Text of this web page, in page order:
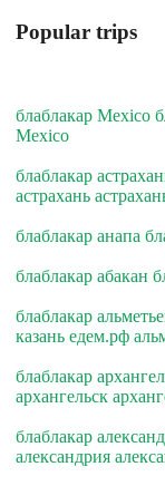
Popular trips
блаблакар Mexico
Mexico
блаблакар
астрахань
блаблакар анапа
блаблакар абакан
блаблакар
казань едем.рф
блаблакар
архангельск
блаблакар
александрия